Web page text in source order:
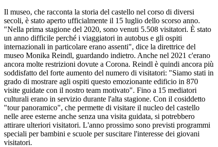
Il museo, che racconta la storia del castello nel corso di diversi
secoli, è stato aperto ufficialmente il 15 luglio dello scorso anno.
"Nella prima stagione del 2020, sono venuti 5.508 visitatori. È stato
un anno difficile perché i viaggiatori in autobus e gli ospiti
internazionali in particolare erano assenti", dice la direttrice del
museo Monika Reindl, guardando indietro. Anche nel 2021 c'erano
ancora molte restrizioni dovute a Corona. Reindl è quindi ancora più
soddisfatto del forte aumento del numero di visitatori: "Siamo stati in
grado di mostrare agli ospiti questo emozionante edificio in 870
visite guidate con il nostro team motivato". Fino a 15 mediatori
culturali erano in servizio durante l'alta stagione. Con il cosiddetto
"tour panoramico", che permette di visitare il nucleo del castello
nelle aree esterne anche senza una visita guidata, si potrebbero
attirare ulteriori visitatori. L'anno prossimo sono previsti programmi
speciali per bambini e scuole per suscitare l'interesse dei giovani
visitatori.